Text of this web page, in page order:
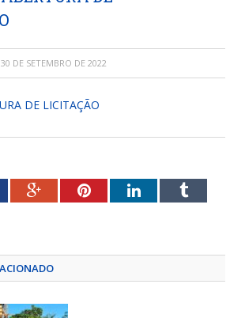
30 DE SETEMBRO DE 2022
DE LICITAÇÃO
Google+PinterestLinkedInTumblr